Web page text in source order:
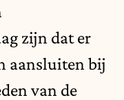
zijn dat er
aansluiten bij
van de